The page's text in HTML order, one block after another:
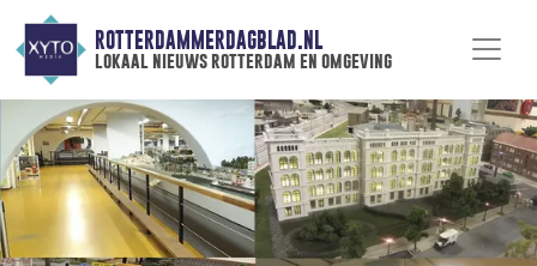
ROTTERDAMMERDAGBLAD.NL
lokaal nieuws rotterdam en omgeving